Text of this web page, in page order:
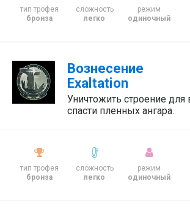
тип трофея
бронза
сложность
легко
режим
одиночный
Вознесение
Exaltation
Уничтожить строение для
спасти пленных ангара.
тип трофея
бронза
сложность
легко
режим
одиночный